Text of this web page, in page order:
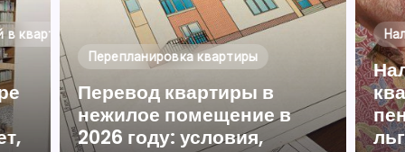
квартире
Перепланировка квартиры
Перевод квартиры в
нежилое помещение в
2026 году: условия,